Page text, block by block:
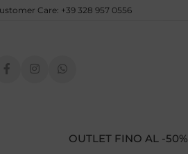
Care: +39 328 957 0556
OUTLET FINO AL -50%